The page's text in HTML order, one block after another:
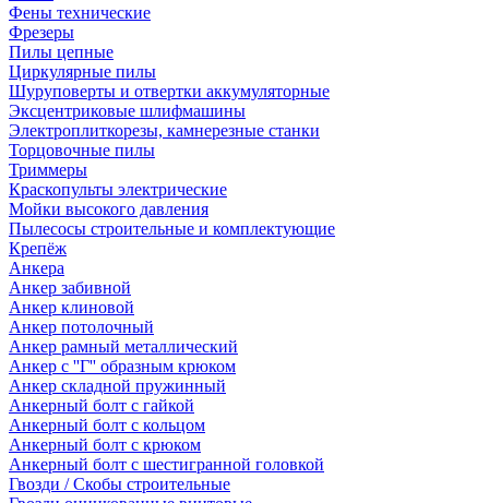
Фены технические
Фрезеры
Пилы цепные
Циркулярные пилы
Шуруповерты и отвертки аккумуляторные
Эксцентриковые шлифмашины
Электроплиткорезы, камнерезные станки
Торцовочные пилы
Триммеры
Краскопульты электрические
Мойки высокого давления
Пылесосы строительные и комплектующие
Крепёж
Анкера
Анкер забивной
Анкер клиновой
Анкер потолочный
Анкер рамный металлический
Анкер с ''Г'' образным крюком
Анкер складной пружинный
Анкерный болт с гайкой
Анкерный болт с кольцом
Анкерный болт с крюком
Анкерный болт с шестигранной головкой
Гвозди / Скобы строительные